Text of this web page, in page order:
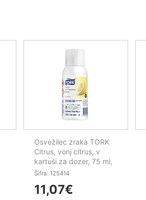
Osvežilec zraka TORK
Citrus, vonj citrus, v
kartuši za dozer, 75 ml,
A1
Šifra: 125414
11,07€